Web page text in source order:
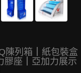
陳列箱
紙包裝盒
膠座
亞加力展示